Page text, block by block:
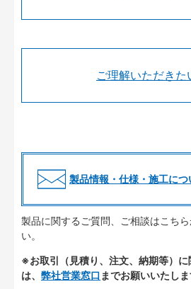
ご理解いただきた
製品情報・仕様・施工につ
製品に関するご質問、ご相談はこち
い。
※お取引（見積り、注文、納期等）
は、 弊社営業窓口 までお願いいたしま